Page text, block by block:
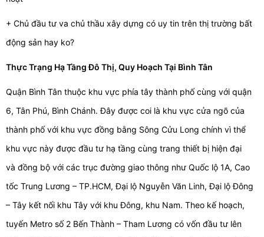
+ Chủ đầu tư va chủ thầu xây dựng có uy tin trên thị trường bất
động sản hay ko?
Thực Trạng Hạ Tầng Đô Thị, Quy Hoạch Tại Bình Tân
Quận Bình Tân thuộc khu vực phía tây thành phố cùng với quận
6, Tân Phú, Bình Chánh. Đây được coi là khu vực cửa ngõ của
thành phố với khu vực đồng bằng Sông Cửu Long chính vì thể
khu vực này được đầu tư hạ tầng cùng trang thiết bị hiện đại
và đồng bộ với các trục đường giao thông như Quốc lộ 1A, Cao
tốc Trung Lương – TP.HCM, Đại lộ Nguyễn Văn Linh, Đại lộ Đông
– Tây kết nối khu Tây với khu Đông, khu Nam. Theo kế hoạch,
tuyến Metro số 2 Bến Thành – Tham Lương có vốn đầu tư lên